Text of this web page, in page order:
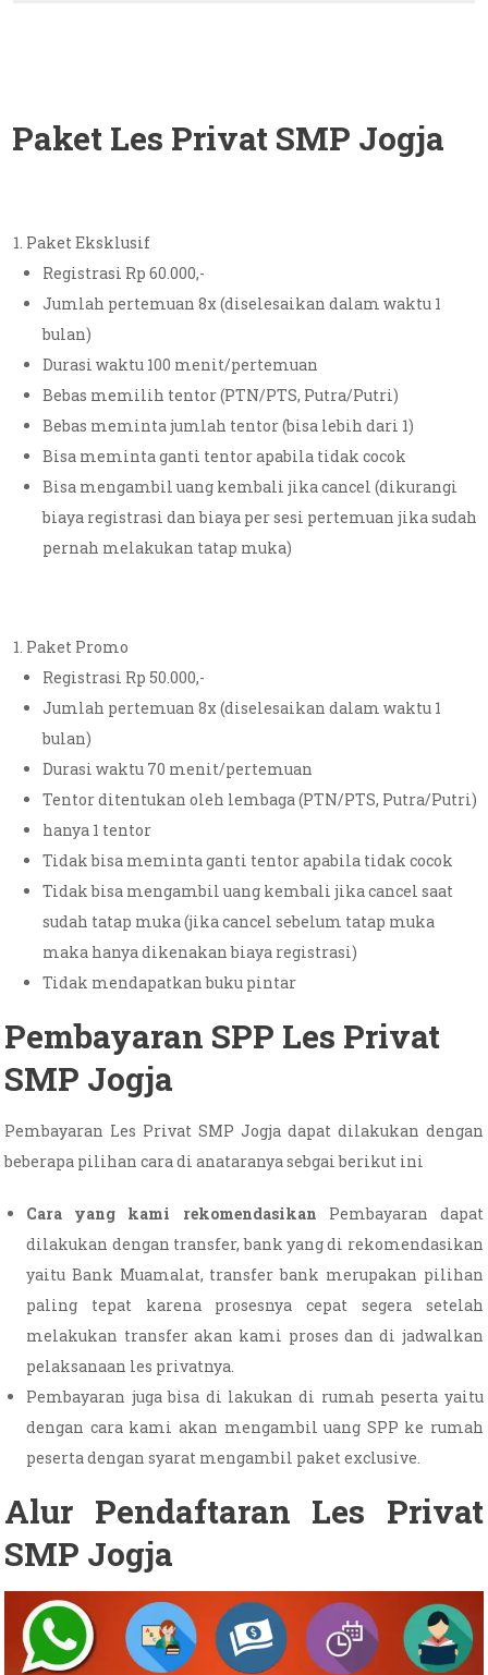
Paket Les Privat SMP Jogja
Paket Eksklusif
Registrasi Rp 60.000,-
Jumlah pertemuan 8x (diselesaikan dalam waktu 1
bulan)
Durasi waktu 100 menit/pertemuan
Bebas memilih tentor (PTN/PTS, Putra/Putri)
Bebas meminta jumlah tentor (bisa lebih dari 1)
Bisa meminta ganti tentor apabila tidak cocok
Bisa mengambil uang kembali jika cancel (dikurangi
biaya registrasi dan biaya per sesi pertemuan jika sudah
pernah melakukan tatap muka)
Paket Promo
Registrasi Rp 50.000,-
Jumlah pertemuan 8x (diselesaikan dalam waktu 1
bulan)
Durasi waktu 70 menit/pertemuan
Tentor ditentukan oleh lembaga (PTN/PTS, Putra/Putri)
hanya 1 tentor
Tidak bisa meminta ganti tentor apabila tidak cocok
Tidak bisa mengambil uang kembali jika cancel saat
sudah tatap muka (jika cancel sebelum tatap muka
maka hanya dikenakan biaya registrasi)
Tidak mendapatkan buku pintar
Pembayaran SPP Les Privat
SMP Jogja
Pembayaran Les Privat SMP Jogja dapat dilakukan dengan
beberapa pilihan cara di anataranya sebgai berikut ini
Cara yang kami rekomendasikan Pembayaran dapat
dilakukan dengan transfer, bank yang di rekomendasikan
yaitu Bank Muamalat, transfer bank merupakan pilihan
paling tepat karena prosesnya cepat segera setelah
melakukan transfer akan kami proses dan di jadwalkan
pelaksanaan les privatnya.
Pembayaran juga bisa di lakukan di rumah peserta yaitu
dengan cara kami akan mengambil uang SPP ke rumah
peserta dengan syarat mengambil paket exclusive.
Alur Pendaftaran Les Privat
SMP Jogja